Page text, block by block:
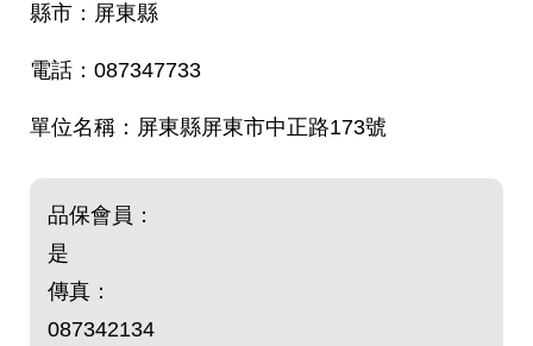
屏東縣
087347733
屏東縣屏東市中正路173號
品保會員：
是
傳真：
087342134